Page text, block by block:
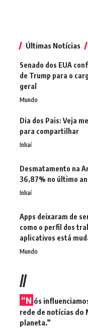
Últimas Notícias
Senado dos EUA
de Trump para o
geral
Mundo
Dia dos Pais: Veja
para compartilhar
Inhaí
Desmatamento na
36,87% no último
Inhaí
Apps deixaram de
como o perfil dos
aplicativos está
Mundo
//
“N ós
rede de notícias do
planeta.”